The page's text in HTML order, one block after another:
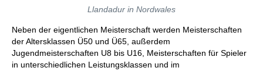
Llandadur in Nordwales
Neben der eigentlichen Meisterschaft werden Meisterschaften
der Altersklassen Ü50 und Ü65, außerdem
Jugendmeisterschaften U8 bis U16, Meisterschaften für Spieler
in unterschiedlichen Leistungsklassen und im